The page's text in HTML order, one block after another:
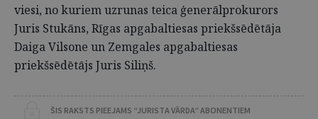
viesi, no kuriem uzrunas teica ģenerālprokurors
Juris Stukāns, Rīgas apgabaltiesas priekšsēdētāja
Daiga Vilsone un Zemgales apgabaltiesas
priekšsēdētājs Juris Siliņš.
ŠIS RAKSTS PIEEJAMS “JURISTA VĀRDA” ABONENTIEM